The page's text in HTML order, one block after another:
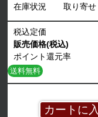
在庫状況
取り寄せ
税込定価
販売価格(税込)
ポイント還元率
送料無料